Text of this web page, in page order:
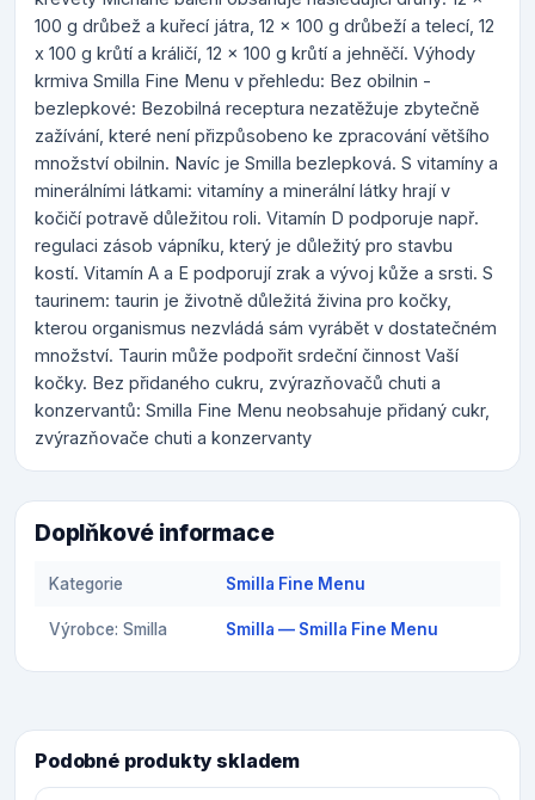
100 g drůbež a kuřecí játra, 12 x 100 g drůbeží a telecí, 12
x 100 g krůtí a králičí, 12 x 100 g krůtí a jehněčí. Výhody
krmiva Smilla Fine Menu v přehledu: Bez obilnin -
bezlepkové: Bezobilná receptura nezatěžuje zbytečně
zažívání, které není přizpůsobeno ke zpracování většího
množství obilnin. Navíc je Smilla bezlepková. S vitamíny a
minerálními látkami: vitamíny a minerální látky hrají v
kočičí potravě důležitou roli. Vitamín D podporuje např.
regulaci zásob vápníku, který je důležitý pro stavbu
kostí. Vitamín A a E podporují zrak a vývoj kůže a srsti. S
taurinem: taurin je životně důležitá živina pro kočky,
kterou organismus nezvládá sám vyrábět v dostatečném
množství. Taurin může podpořit srdeční činnost Vaší
kočky. Bez přidaného cukru, zvýrazňovačů chuti a
konzervantů: Smilla Fine Menu neobsahuje přidaný cukr,
zvýrazňovače chuti a konzervanty
Doplňkové informace
Kategorie Smilla Fine Menu
Výrobce: Smilla Smilla — Smilla Fine Menu
Podobné produkty skladem